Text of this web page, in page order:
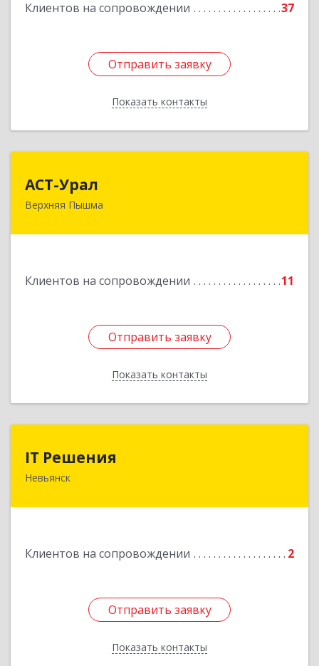
Клиентов на сопровождении 37
Отправить заявку
Показать контакты
Отправить заявку
Назад
АСТ-Урал
Верхняя Пышма
Клиентов на сопровождении 11
Отправить заявку
Показать контакты
624090, Свердловская обл, Верхняя Пышма г,
Отправить заявку
Назад
IT Решения
Невьянск
Клиентов на сопровождении 2
Отправить заявку
Показать контакты
Отправить заявку
Назад